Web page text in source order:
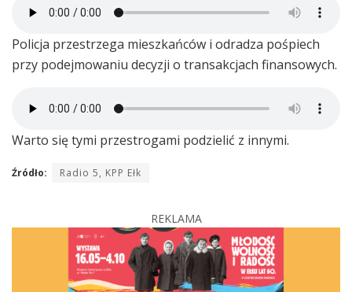
Policja przestrzega mieszkańców i odradza pośpiech
przy podejmowaniu decyzji o transakcjach finansowych.
Warto się tymi przestrogami podzielić z innymi.
Źródło: Radio 5, KPP Ełk
REKLAMA